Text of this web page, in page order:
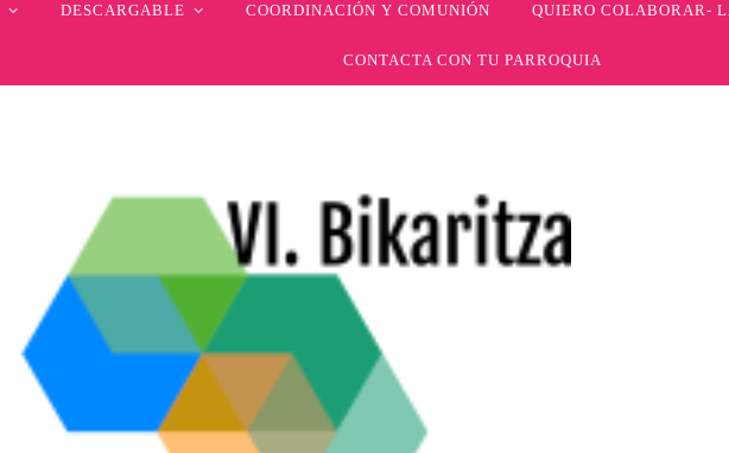
DESCARGABLE COORDINACIÓN Y COMUNIÓN QUIERO COLABORAR-
CONTACTA CON TU PARROQUIA